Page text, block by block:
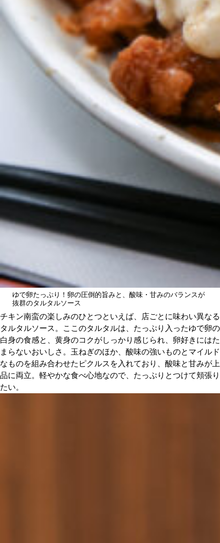
ゆで卵たっぷり！卵の圧倒的旨みと、酸味・甘みのバランスが
抜群のタルタルソース
チキン南蛮の楽しみのひとつといえば、店ごとに味わい異なる
タルタルソース。ここのタルタルは、たっぷり入ったゆで卵の
白身の食感と、黄身のコクがしっかり感じられ、卵好きにはた
まらないおいしさ。玉ねぎのほか、酸味の強いものとマイルド
なものを組み合わせたピクルスを入れており、酸味と甘みが上
品に両立。軽やかな食べ心地なので、たっぷりとつけて頬張り
たい。